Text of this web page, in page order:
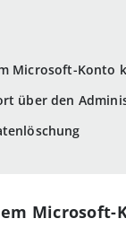
Microsoft-Konto
über den
Microsoft-